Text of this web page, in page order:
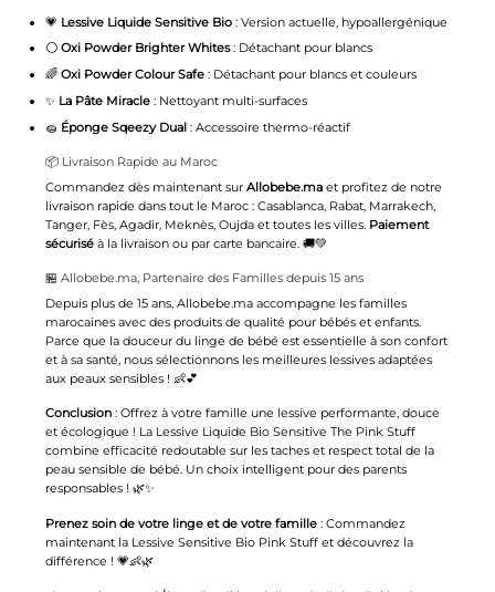
💗 Lessive Liquide Sensitive Bio: Version actuelle, hypoallergénique
⚪ Oxi Powder Brighter Whites: Détachant pour blancs
🌈 Oxi Powder Colour Safe: Détachant pour blancs et couleurs
✨ La Pâte Miracle: Nettoyant multi-surfaces
🧽 Éponge Sqeezy Dual: Accessoire thermo-réactif
📦 Livraison Rapide au Maroc
Commandez dès maintenant sur Allobebe.maet profitez de notre
livraison rapide dans tout le Maroc : Casablanca, Rabat, Marrakech,
Tanger, Fès, Agadir, Meknès, Oujda et toutes les villes. Paiement
sécuriséà la livraison ou par carte bancaire. 🚚💚
🏪 Allobebe.ma, Partenaire des Familles depuis 15 ans
Depuis plus de 15 ans, Allobebe.ma accompagne les familles
marocaines avec des produits de qualité pour bébés et enfants.
Parce que la douceur du linge de bébé est essentielle à son confort
et à sa santé, nous sélectionnons les meilleures lessives adaptées
aux peaux sensibles ! 👶💕
Conclusion: Offrez à votre famille une lessive performante, douce
et écologique ! La Lessive Liquide Bio Sensitive The Pink Stuff
combine efficacité redoutable sur les taches et respect total de la
peau sensible de bébé. Un choix intelligent pour des parents
responsables ! 🌿✨
Prenez soin de votre linge et de votre famille: Commandez
maintenant la Lessive Sensitive Bio Pink Stuff et découvrez la
différence ! 💗👶🌿